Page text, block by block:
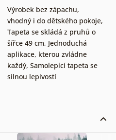
Výrobek bez zápachu,
vhodný i do dětského pokoje,
Tapeta se skládá z pruhů o
šířce 49 cm, Jednoduchá
aplikace, kterou zvládne
každý, Samolepící tapeta se
silnou lepivostí